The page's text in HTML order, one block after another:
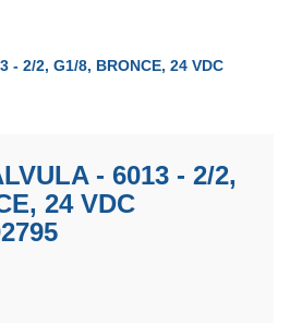
- 2/2, G1/8, BRONCE, 24 VDC
- 6013 - 2/2,
24 VDC